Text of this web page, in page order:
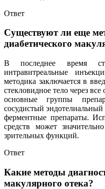
Ответ
Существуют ли еще
диабетического
В последнее время
интравитреальные
методика заключается в
стекловидное тело через
основные группы
сосудистый
ферментные препараты.
средств может
зрительных функций.
Ответ
Какие методы
макулярного отека?